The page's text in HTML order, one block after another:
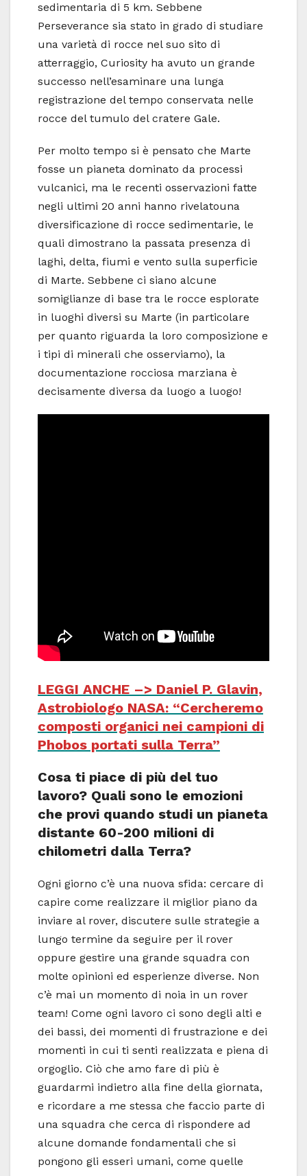
sedimentaria di 5 km. Sebbene
Perseverance sia stato in grado di studiare
una varietà di rocce nel suo sito di
atterraggio, Curiosity ha avuto un grande
successo nell’esaminare una lunga
registrazione del tempo conservata nelle
rocce del tumulo del cratere Gale.
Per molto tempo si è pensato che Marte
fosse un pianeta dominato da processi
vulcanici, ma le recenti osservazioni fatte
negli ultimi 20 anni hanno rivelatouna
diversificazione di rocce sedimentarie, le
quali dimostrano la passata presenza di
laghi, delta, fiumi e vento sulla superficie
di Marte. Sebbene ci siano alcune
somiglianze di base tra le rocce esplorate
in luoghi diversi su Marte (in particolare
per quanto riguarda la loro composizione e
i tipi di minerali che osserviamo), la
documentazione rocciosa marziana è
decisamente diversa da luogo a luogo!
LEGGI ANCHE –> Daniel P. Glavin,
Astrobiologo NASA: “Cercheremo
composti organici nei campioni di
Phobos portati sulla Terra”
Cosa ti piace di più del tuo
lavoro? Quali sono le emozioni
che provi quando studi un pianeta
distante 60-200 milioni di
chilometri dalla Terra?
Ogni giorno c’è una nuova sfida: cercare di
capire come realizzare il miglior piano da
inviare al rover, discutere sulle strategie a
lungo termine da seguire per il rover
oppure gestire una grande squadra con
molte opinioni ed esperienze diverse. Non
c’è mai un momento di noia in un rover
team! Come ogni lavoro ci sono degli alti e
dei bassi, dei momenti di frustrazione e dei
momenti in cui ti senti realizzata e piena di
orgoglio. Ciò che amo fare di più è
guardarmi indietro alla fine della giornata,
e ricordare a me stessa che faccio parte di
una squadra che cerca di rispondere ad
alcune domande fondamentali che si
pongono gli esseri umani, come quelle